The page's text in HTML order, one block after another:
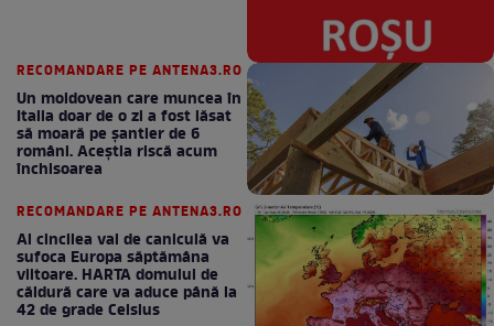
RECOMANDARE PE ANTENA3.RO
Un moldovean care muncea în
Italia doar de o zi a fost lăsat
să moară pe şantier de 6
români. Aceștia riscă acum
închisoarea
RECOMANDARE PE ANTENA3.RO
Al cincilea val de caniculă va
sufoca Europa săptămâna
viitoare. HARTA domului de
căldură care va aduce până la
42 de grade Celsius